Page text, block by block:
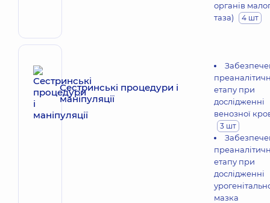
органів
таза)
4 шт
Сестринські процедури і
маніпуляції
етапу при
дослідженні
венозної
3 шт
етапу при
дослідженні
мазка